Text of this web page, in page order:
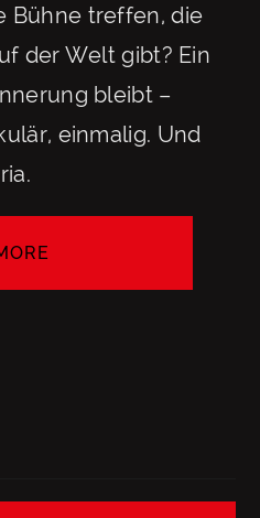
Bühne treffen, die
der Welt gibt? Ein
bleibt –
einmalig. Und